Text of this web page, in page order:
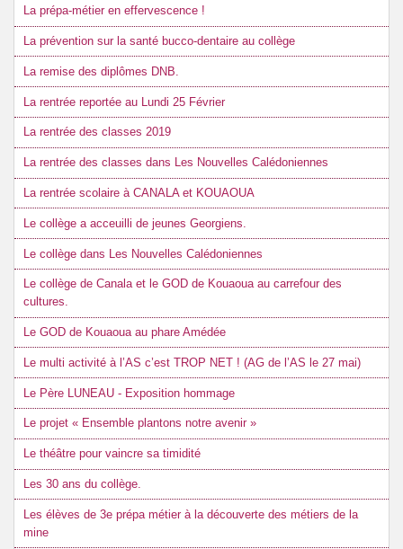
La prépa-métier en effervescence !
La prévention sur la santé bucco-dentaire au collège
La remise des diplômes DNB.
La rentrée reportée au Lundi 25 Février
La rentrée des classes 2019
La rentrée des classes dans Les Nouvelles Calédoniennes
La rentrée scolaire à CANALA et KOUAOUA
Le collège a acceuilli de jeunes Georgiens.
Le collège dans Les Nouvelles Calédoniennes
Le collège de Canala et le GOD de Kouaoua au carrefour des
cultures.
Le GOD de Kouaoua au phare Amédée
Le multi activité à l’AS c’est TROP NET ! (AG de l’AS le 27 mai)
Le Père LUNEAU - Exposition hommage
Le projet « Ensemble plantons notre avenir »
Le théâtre pour vaincre sa timidité
Les 30 ans du collège.
Les élèves de 3e prépa métier à la découverte des métiers de la
mine